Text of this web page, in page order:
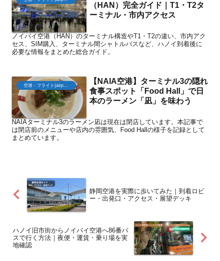
（HAN）完全ガイド｜T1・T2タ
ーミナル・市内アクセス
ノイバイ空港（HAN）のターミナル構造やT1・T2の違い、市内アク
セス、SIM購入、ターミナル間シャトルバスなど、ハノイ到着後に
必要な情報をまとめた総合ガイド。
【NAIA空港】ターミナル3の隠れ
食事スポット「Food Hall」で日
本のラーメン「凪」を味わう
NAIAターミナル3のラーメン凪は現在は閉店しています。本記事で
は閉店前のメニューや店内の雰囲気、Food Hallの様子を記録として
まとめています。
静岡空港を実際に歩いてみた｜到着ロビ
ー・出発口・アクセス・展望デッキ
ハノイ旧市街からノイバイ空港へ86番バ
スで行く方法｜夜便・運賃・乗り場を実
地確認